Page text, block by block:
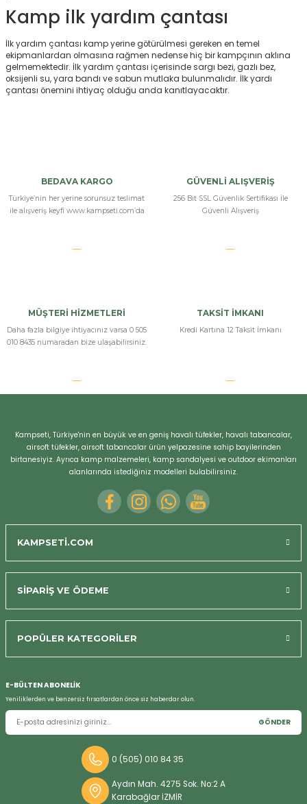
Kamp ilk yardım çantası
İlk yardım çantası kamp yerine götürülmesi gereken en temel
ekipmanlardan olmasına rağmen nedense hiç bir kampçının aklına
gelmemektedir. İlk yardım çantası içerisinde sargı bezi, gazlı bez,
oksijenli su, yara bandı ve sabun mutlaka bulunmalıdır. İlk yardı
çantası önemini ihtiyaç olduğu anda kanıtlayacaktır.
BEDAVA KARGO
Türkiye’nin her yerine sorunsuz teslimat
ile alışveriş keyfi www.kampseti.com’da
GÜVENLİ ALIŞVERİŞ
256 Bit SSL Güvenlik Sertifikası İle
Güvenli Alışveriş
MÜŞTERİ HİZMETLERİ
Daha fazla bilgiye ihtiyacınız varsa 0 505
010 8435 numaradan bize ulaşabilirsiniz.
TAKSİT İMKANI
Kredi Kartına 12 Taksit İmkanı
Kampseti, Türkiye'nin en büyük ve en geniş havalı tüfekler, havalı tabancalar,
airsoft tüfekler, airsoft tabancalar ürün yelpazesine sahip bayilerinden
birtanesiyiz. Ayrıca kamp malzemeleri, kamp sandalyesi ve outdoor ekimanları
alanlarında istediğiniz modelleri bulabilirsiniz.
KAMPSETİ.COM
SİPARİŞ VE ÖDEME
POPÜLER KATEGORİLER
E-BÜLTEN ABONELİK
Yeniliklerden ve benzersiz fırsatlardan önce siz haberdar olun.
GÖNDER
0 (505) 010 84 35
Aydın Mah. 4275 Sok. No:2 A
Karabağlar İZMİR